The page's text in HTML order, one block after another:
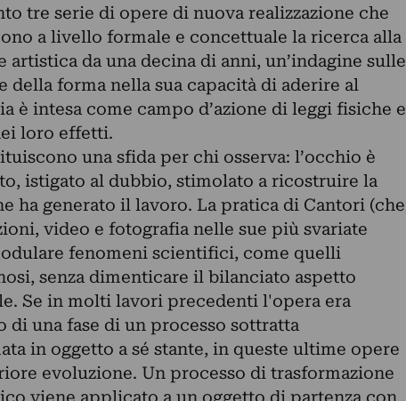
tre serie di opere di nuova realizzazione che
a livello formale e concettuale la ricerca alla
artistica da una decina di anni, un’indagine sulle
forma nella sua capacità di aderire al
è intesa come campo d’azione di leggi fisiche e
loro effetti.
una sfida per chi osserva: l’occhio è
istigato al dubbio, stimolato a ricostruire la
ha generato il lavoro. La pratica di Cantori (che
video e fotografia nelle sue più svariate
fenomeni scientifici, come quelli
senza dimenticare il bilanciato aspetto
Se in molti lavori precedenti l'opera era
una fase di un processo sottratta
in oggetto a sé stante, in queste ultime opere
evoluzione. Un processo di trasformazione
viene applicato a un oggetto di partenza con